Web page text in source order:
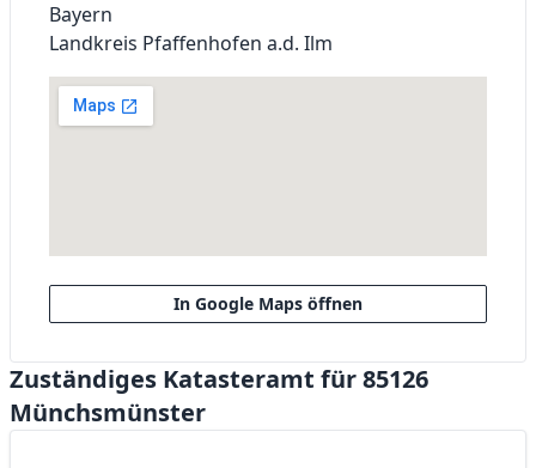
Bayern
Landkreis Pfaffenhofen a.d. Ilm
In Google Maps öffnen
Zuständiges Katasteramt für 85126
Münchsmünster